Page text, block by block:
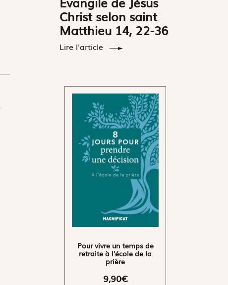
Christ selon saint
Matthieu 14, 22-36
Lire l'article
Pour vivre un temps de
retraite à l'école de la
prière
9,90€